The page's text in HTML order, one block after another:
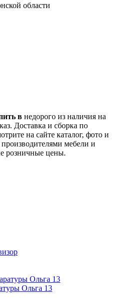
области
в недорого из наличия на
Доставка и сборка по
на сайте каталог, фото и
мебели и
розничные цены.
Ольга 13